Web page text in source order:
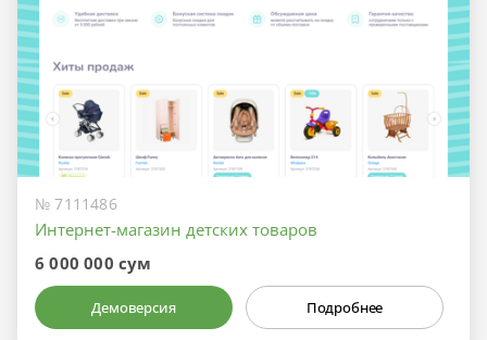
№ 7111486
Интернет-магазин детских товаров
6 000 000 сум
Демоверсия Подробнее